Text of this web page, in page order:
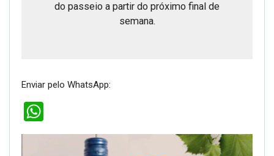
do passeio a partir do próximo final de
semana.
Enviar pelo WhatsApp: